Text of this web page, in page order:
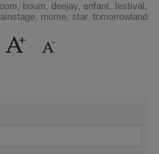
, boum, deejay, enfant, festival ,
, mome, star, tomorrowland